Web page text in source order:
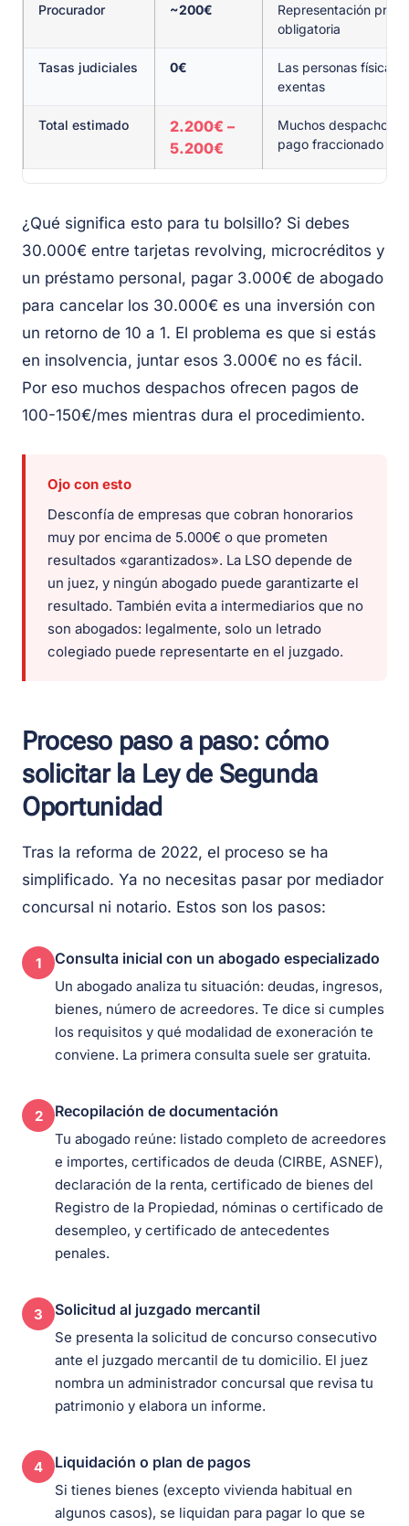
Procurador ~200€
Representación
obligatoria
Tasas judiciales 0€
Las personas físicas
exentas
Total estimado
2.200€ –
5.200€
Muchos despachos
pago fraccionado
¿Qué significa esto para tu bolsillo? Si debes
30.000€ entre tarjetas revolving, microcréditos y
un préstamo personal, pagar 3.000€ de abogado
para cancelar los 30.000€ es una inversión con
un retorno de 10 a 1. El problema es que si estás
en insolvencia, juntar esos 3.000€ no es fácil.
Por eso muchos despachos ofrecen pagos de
100-150€/mes mientras dura el procedimiento.
Ojo con esto
Desconfía de empresas que cobran honorarios
muy por encima de 5.000€ o que prometen
resultados «garantizados». La LSO depende de
un juez, y ningún abogado puede garantizarte el
resultado. También evita a intermediarios que no
son abogados: legalmente, solo un letrado
colegiado puede representarte en el juzgado.
Proceso paso a paso: cómo
solicitar la Ley de Segunda
Oportunidad
Tras la reforma de 2022, el proceso se ha
simplificado. Ya no necesitas pasar por mediador
concursal ni notario. Estos son los pasos:
1 Consulta inicial con un abogado especializado
Un abogado analiza tu situación: deudas, ingresos,
bienes, número de acreedores. Te dice si cumples
los requisitos y qué modalidad de exoneración te
conviene. La primera consulta suele ser gratuita.
2 Recopilación de documentación
Tu abogado reúne: listado completo de acreedores
e importes, certificados de deuda (CIRBE, ASNEF),
declaración de la renta, certificado de bienes del
Registro de la Propiedad, nóminas o certificado de
desempleo, y certificado de antecedentes
penales.
3 Solicitud al juzgado mercantil
Se presenta la solicitud de concurso consecutivo
ante el juzgado mercantil de tu domicilio. El juez
nombra un administrador concursal que revisa tu
patrimonio y elabora un informe.
4 Liquidación o plan de pagos
Si tienes bienes (excepto vivienda habitual en
algunos casos), se liquidan para pagar lo que se